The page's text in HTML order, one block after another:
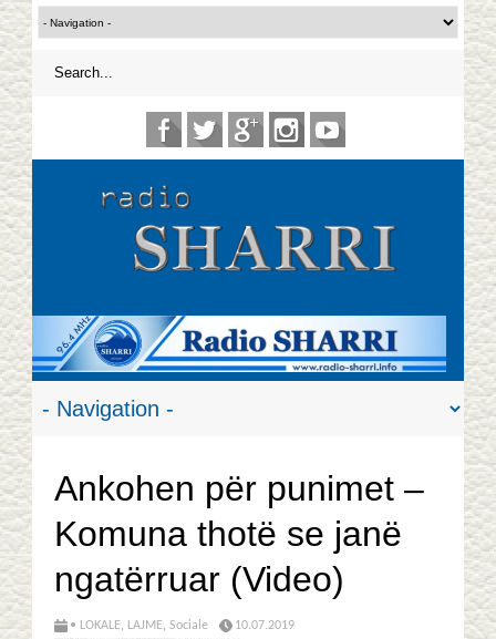
Ankohen për punimet –
Komuna thotë se janë
ngatërruar (Video)
• LOKALE, LAJME, Sociale 10.07.2019